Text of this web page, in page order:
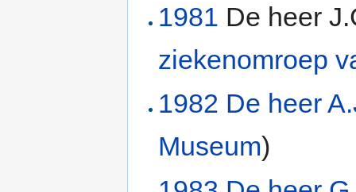
1981 De heer
ziekenomroep
1982 De heer
Museum)